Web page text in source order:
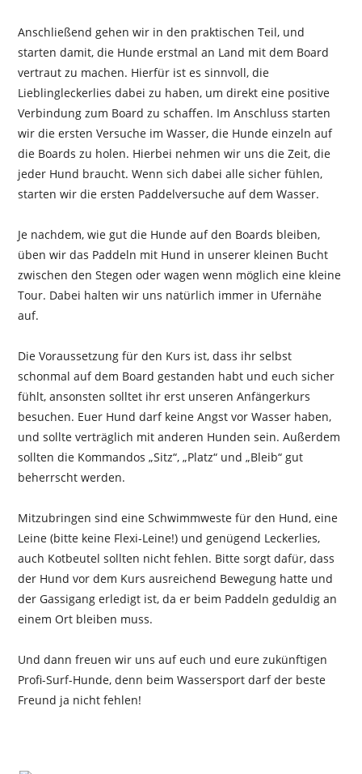
Anschließend gehen wir in den praktischen Teil, und
starten damit, die Hunde erstmal an Land mit dem Board
vertraut zu machen. Hierfür ist es sinnvoll, die
Lieblingleckerlies dabei zu haben, um direkt eine positive
Verbindung zum Board zu schaffen. Im Anschluss starten
wir die ersten Versuche im Wasser, die Hunde einzeln auf
die Boards zu holen. Hierbei nehmen wir uns die Zeit, die
jeder Hund braucht. Wenn sich dabei alle sicher fühlen,
starten wir die ersten Paddelversuche auf dem Wasser.
Je nachdem, wie gut die Hunde auf den Boards bleiben,
üben wir das Paddeln mit Hund in unserer kleinen Bucht
zwischen den Stegen oder wagen wenn möglich eine kleine
Tour. Dabei halten wir uns natürlich immer in Ufernähe
auf.
Die Voraussetzung für den Kurs ist, dass ihr selbst
schonmal auf dem Board gestanden habt und euch sicher
fühlt, ansonsten solltet ihr erst unseren Anfängerkurs
besuchen. Euer Hund darf keine Angst vor Wasser haben,
und sollte verträglich mit anderen Hunden sein. Außerdem
sollten die Kommandos „Sitz“, „Platz“ und „Bleib“ gut
beherrscht werden.
Mitzubringen sind eine Schwimmweste für den Hund, eine
Leine (bitte keine Flexi-Leine!) und genügend Leckerlies,
auch Kotbeutel sollten nicht fehlen. Bitte sorgt dafür, dass
der Hund vor dem Kurs ausreichend Bewegung hatte und
der Gassigang erledigt ist, da er beim Paddeln geduldig an
einem Ort bleiben muss.
Und dann freuen wir uns auf euch und eure zukünftigen
Profi-Surf-Hunde, denn beim Wassersport darf der beste
Freund ja nicht fehlen!